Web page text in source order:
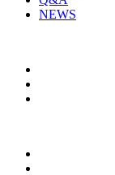
NEWS